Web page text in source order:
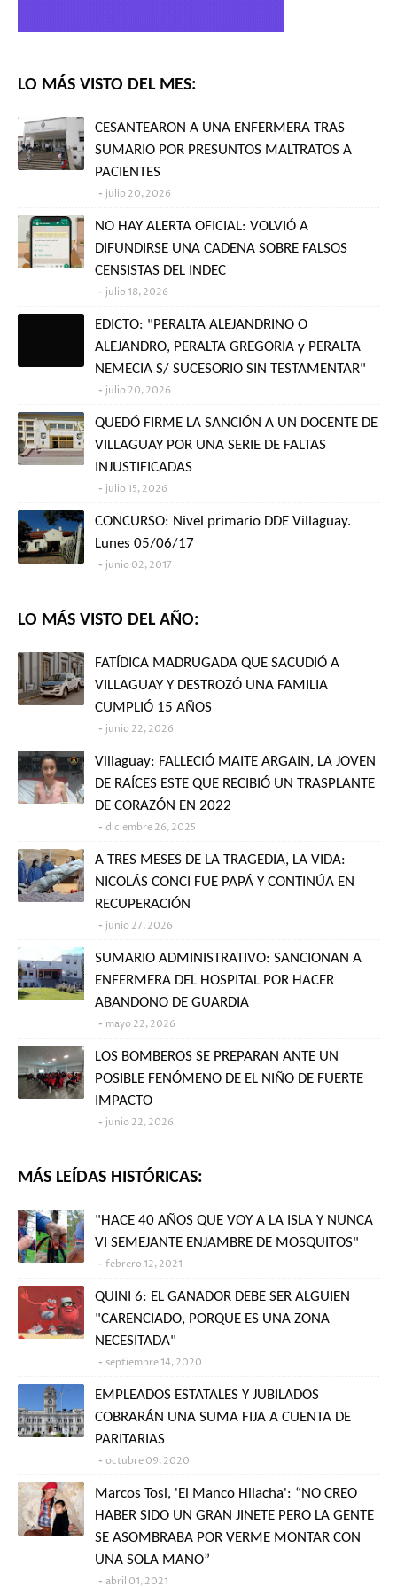
LO MÁS VISTO DEL MES:
CESANTEARON A UNA ENFERMERA TRAS
SUMARIO POR PRESUNTOS MALTRATOS A
PACIENTES
julio 20, 2026
NO HAY ALERTA OFICIAL: VOLVIÓ A
DIFUNDIRSE UNA CADENA SOBRE FALSOS
CENSISTAS DEL INDEC
julio 18, 2026
EDICTO: "PERALTA ALEJANDRINO O
ALEJANDRO, PERALTA GREGORIA y PERALTA
NEMECIA S/ SUCESORIO SIN TESTAMENTAR"
julio 20, 2026
QUEDÓ FIRME LA SANCIÓN A UN DOCENTE DE
VILLAGUAY POR UNA SERIE DE FALTAS
INJUSTIFICADAS
julio 15, 2026
CONCURSO: Nivel primario DDE Villaguay.
Lunes 05/06/17
junio 02, 2017
LO MÁS VISTO DEL AÑO:
FATÍDICA MADRUGADA QUE SACUDIÓ A
VILLAGUAY Y DESTROZÓ UNA FAMILIA
CUMPLIÓ 15 AÑOS
junio 22, 2026
Villaguay: FALLECIÓ MAITE ARGAIN, LA JOVEN
DE RAÍCES ESTE QUE RECIBIÓ UN TRASPLANTE
DE CORAZÓN EN 2022
diciembre 26, 2025
A TRES MESES DE LA TRAGEDIA, LA VIDA:
NICOLÁS CONCI FUE PAPÁ Y CONTINÚA EN
RECUPERACIÓN
junio 27, 2026
SUMARIO ADMINISTRATIVO: SANCIONAN A
ENFERMERA DEL HOSPITAL POR HACER
ABANDONO DE GUARDIA
mayo 22, 2026
LOS BOMBEROS SE PREPARAN ANTE UN
POSIBLE FENÓMENO DE EL NIÑO DE FUERTE
IMPACTO
junio 22, 2026
MÁS LEÍDAS HISTÓRICAS:
"HACE 40 AÑOS QUE VOY A LA ISLA Y NUNCA
VI SEMEJANTE ENJAMBRE DE MOSQUITOS"
febrero 12, 2021
QUINI 6: EL GANADOR DEBE SER ALGUIEN
"CARENCIADO, PORQUE ES UNA ZONA
NECESITADA"
septiembre 14, 2020
EMPLEADOS ESTATALES Y JUBILADOS
COBRARÁN UNA SUMA FIJA A CUENTA DE
PARITARIAS
octubre 09, 2020
Marcos Tosi, 'El Manco Hilacha': “NO CREO
HABER SIDO UN GRAN JINETE PERO LA GENTE
SE ASOMBRABA POR VERME MONTAR CON
UNA SOLA MANO”
abril 01, 2021